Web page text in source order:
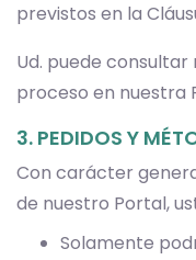
previstos en la
Ud. puede
proceso en nuestra
3. PEDIDOS Y
Con carácter
de nuestro Portal,
Solamente